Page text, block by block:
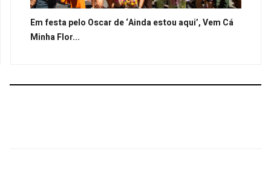
Em festa pelo Oscar de ‘Ainda estou aqui’, Vem Cá
Minha Flor...